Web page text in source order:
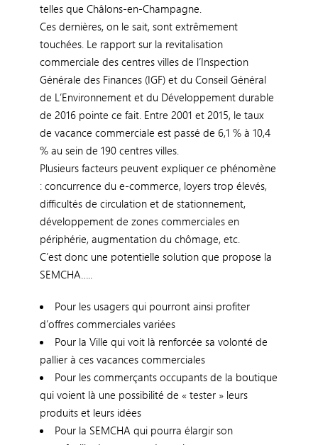
telles que Châlons-en-Champagne.
Ces dernières, on le sait, sont extrêmement
touchées. Le rapport sur la revitalisation
commerciale des centres villes de l’Inspection
Générale des Finances (IGF) et du Conseil Général
de L’Environnement et du Développement durable
de 2016 pointe ce fait. Entre 2001 et 2015, le taux
de vacance commerciale est passé de 6,1 % à 10,4
% au sein de 190 centres villes.
Plusieurs facteurs peuvent expliquer ce phénomène
: concurrence du e-commerce, loyers trop élevés,
difficultés de circulation et de stationnement,
développement de zones commerciales en
périphérie, augmentation du chômage, etc.
C’est donc une potentielle solution que propose la
SEMCHA…..
Pour les usagers qui pourront ainsi profiter
d’offres commerciales variées
Pour la Ville qui voit là renforcée sa volonté de
pallier à ces vacances commerciales
Pour les commerçants occupants de la boutique
qui voient là une possibilité de « tester » leurs
produits et leurs idées
Pour la SEMCHA qui pourra élargir son